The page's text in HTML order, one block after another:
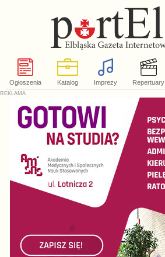
Ogłoszenia Katalog Imprezy Repertuary